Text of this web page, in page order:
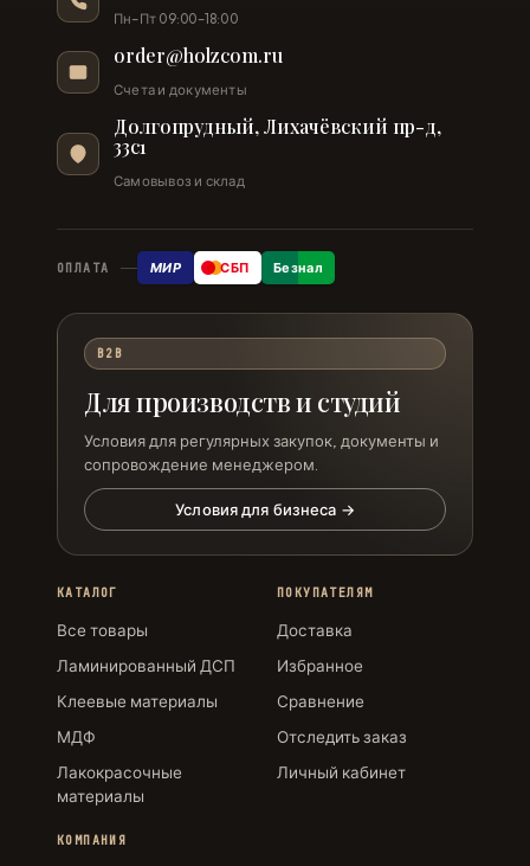
Пн–Пт 09:00–18:00
order@holzcom.ru
Счета и документы
Долгопрудный, Лихачёвский пр-д,
33с1
Самовывоз и склад
ОПЛАТА МИР СБП Безнал
B2B
Для производств и студий
Условия для регулярных закупок, документы и
сопровождение менеджером.
Условия для бизнеса →
КАТАЛОГ
Все товары
Ламинированный ДСП
Клеевые материалы
МДФ
Лакокрасочные
материалы
ПОКУПАТЕЛЯМ
Доставка
Избранное
Сравнение
Отследить заказ
Личный кабинет
КОМПАНИЯ